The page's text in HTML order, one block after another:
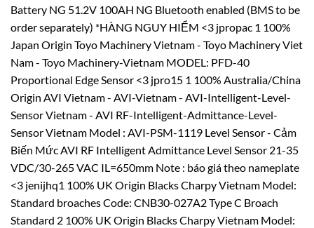
Battery NG 51.2V 100AH NG Bluetooth enabled (BMS to be
order separately) *HÀNG NGUY HIỂM <3 jpropac 1 100%
Japan Origin Toyo Machinery Vietnam - Toyo Machinery Viet
Nam - Toyo Machinery-Vietnam MODEL: PFD-40
Proportional Edge Sensor <3 jpro15 1 100% Australia/China
Origin AVI Vietnam - AVI-Vietnam - AVI-Intelligent-Level-
Sensor Vietnam - AVI RF-Intelligent-Admittance-Level-
Sensor Vietnam Model : AVI-PSM-1119 Level Sensor - Cảm
Biến Mức AVI RF Intelligent Admittance Level Sensor 21-35
VDC/30-265 VAC IL=650mm Note : báo giá theo nameplate
<3 jenijhq1 100% UK Origin Blacks Charpy Vietnam Model:
Standard broaches Code: CNB30-027A2 Type C Broach
Standard 2 100% UK Origin Blacks Charpy Vietnam Model: